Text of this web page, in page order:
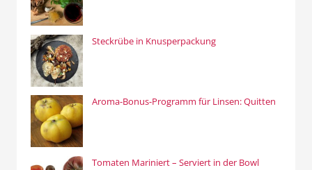
Steckrübe in Knusperpackung
Aroma-Bonus-Programm für Linsen: Quitten
Tomaten Mariniert – Serviert in der Bowl